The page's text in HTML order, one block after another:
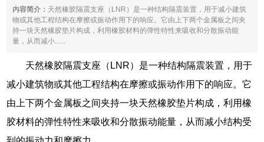
内容简介： 天然橡胶隔震支座（LNR）是一种结构隔震装置，用于减小建筑
物或其他工程结构在摩擦或振动作用下的响应。它由上下两个金属板之间夹
持一块天然橡胶垫片构成，利用橡胶材料的弹性特性来吸收和分散振动能
量，从而减小......
天然橡胶隔震支座（LNR）是一种结构隔震装置，用于
减小建筑物或其他工程结构在摩擦或振动作用下的响应。它
由上下两个金属板之间夹持一块天然橡胶垫片构成，利用橡
胶材料的弹性特性来吸收和分散振动能量，从而减小结构受